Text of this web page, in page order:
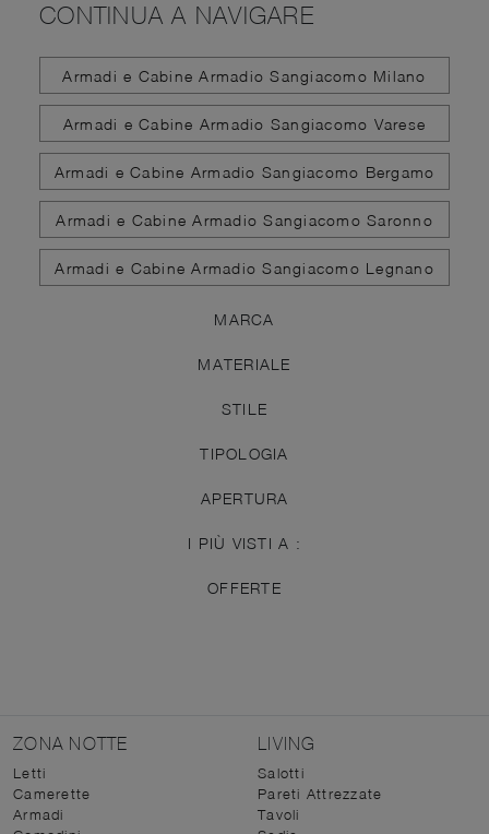
CONTINUA A NAVIGARE
Armadi e Cabine Armadio Sangiacomo Milano
Armadi e Cabine Armadio Sangiacomo Varese
Armadi e Cabine Armadio Sangiacomo Bergamo
Armadi e Cabine Armadio Sangiacomo Saronno
Armadi e Cabine Armadio Sangiacomo Legnano
MARCA
MATERIALE
STILE
TIPOLOGIA
APERTURA
I PIÙ VISTI A :
OFFERTE
ZONA NOTTE
Letti
Camerette
Armadi
LIVING
Salotti
Pareti Attrezzate
Tavoli